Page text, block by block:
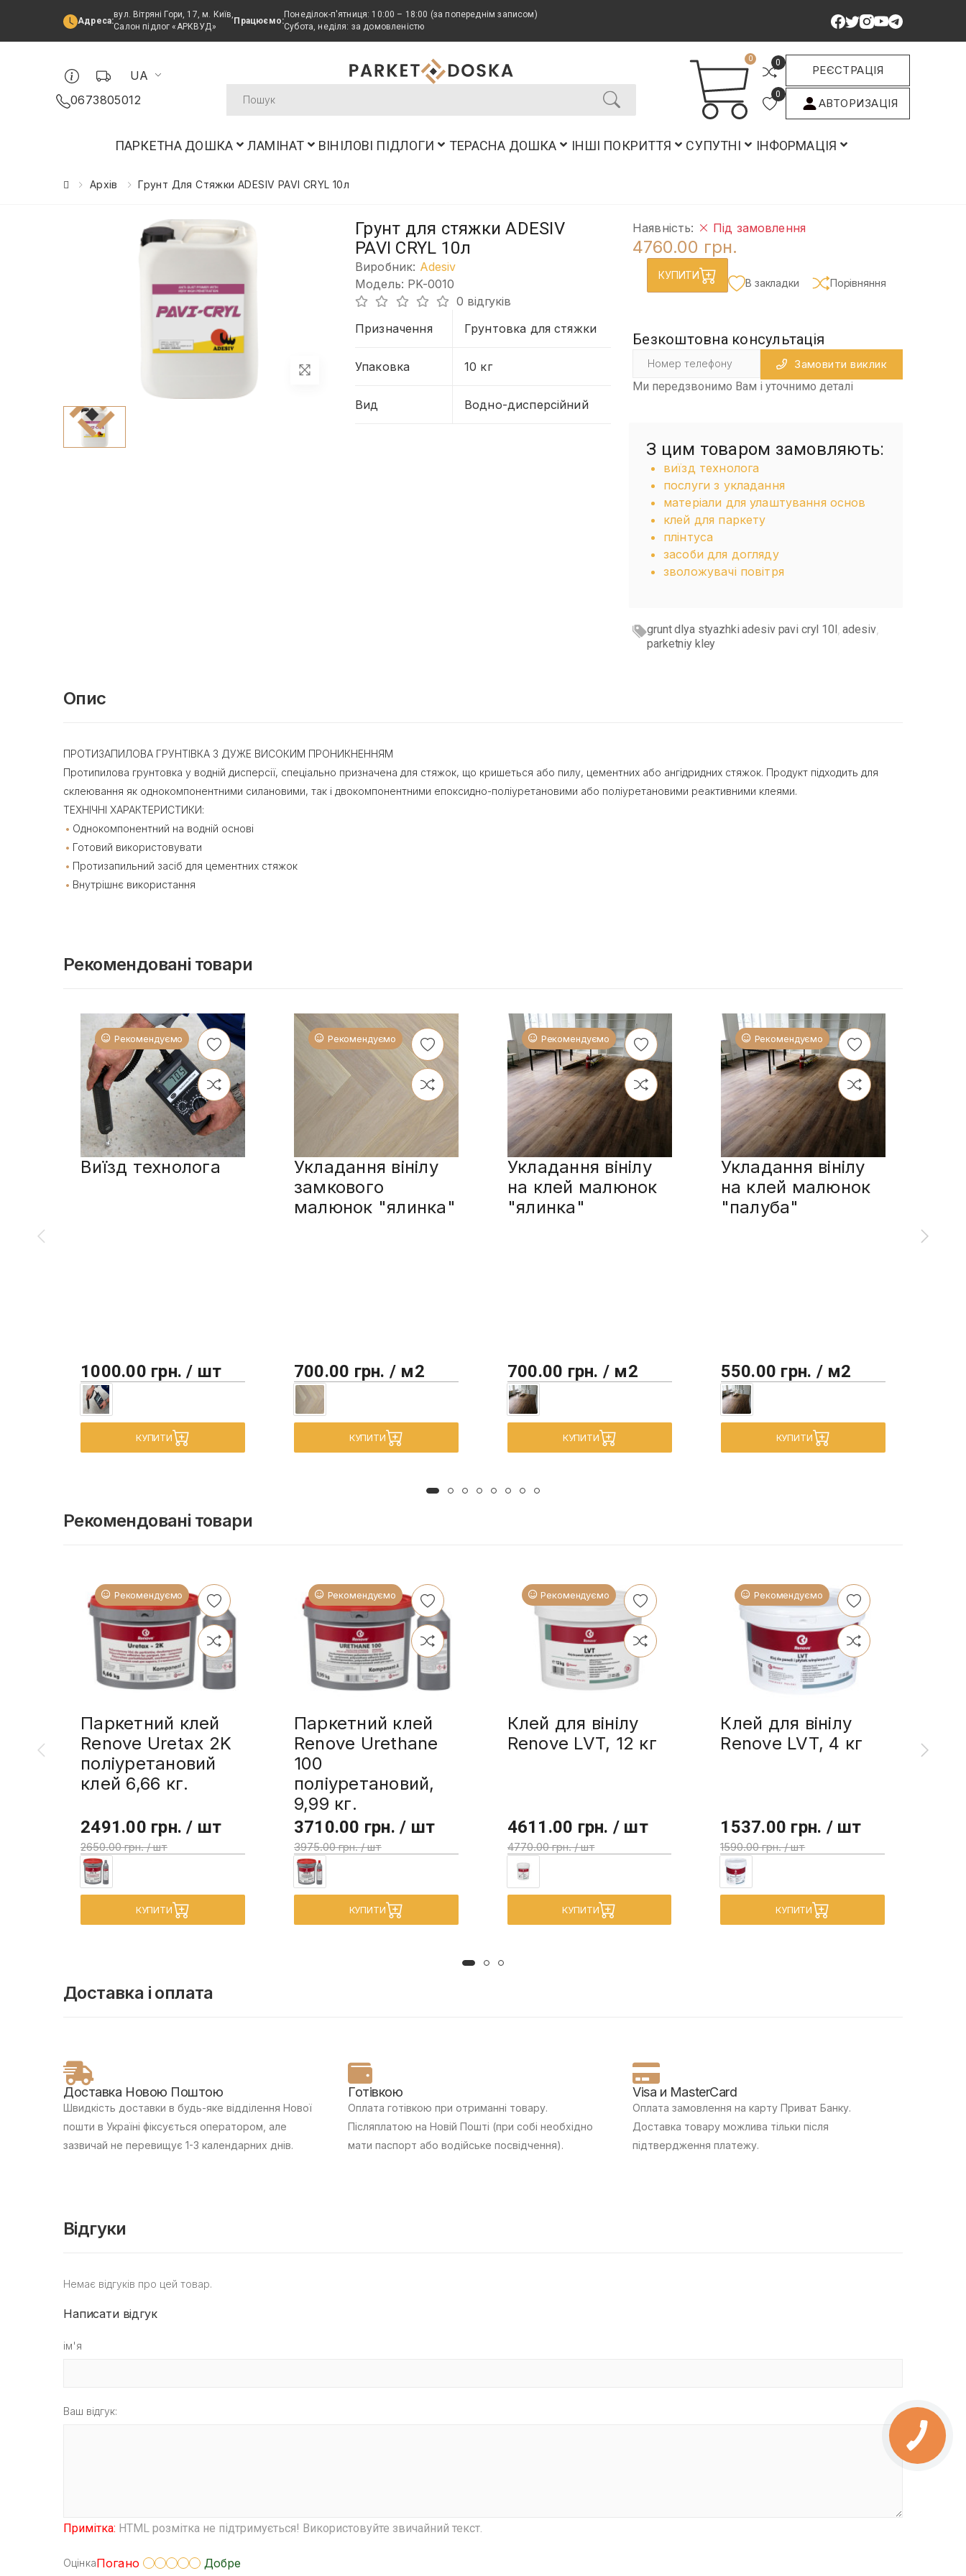
Адреса:
вул. Вітряні Гори, 17, м. Київ,
Салон підлог «АРКВУД»
Працюємо:
Понеділок-п'ятниця: 10:00 – 18:00 (за попереднім записом)
Субота, неділя: за домовленістю
UA
0673805012
0 0
0
РЕЄСТРАЦІЯ
АВТОРИЗАЦІЯ
ПАРКЕТНА ДОШКА ЛАМІНАТ ВІНІЛОВІ ПІДЛОГИ ТЕРАСНА ДОШКА ІНШІ ПОКРИТТЯ СУПУТНІ ІНФОРМАЦІЯ
Архів Грунт Для Стяжки ADESIV PAVI CRYL 10л
Грунт для стяжки ADESIV
PAVI CRYL 10л
Виробник: Adesiv
Модель: PK-0010
0 відгуків
Призначення
Грунтовка для стяжки
Упаковка 10 кг
Вид Водно-дисперсійний
Наявність: Під замовлення
4760.00 грн.
КУПИТИ
В закладки Порівняння
Безкоштовна консультація
Замовити виклик
Ми передзвонимо Вам і уточнимо деталі
З цим товаром замовляють:
виїзд технолога
послуги з укладання
матеріали для улаштування основ
клей для паркету
плінтуса
засоби для догляду
зволожувачі повітря
grunt dlya styazhki adesiv pavi cryl 10l ,adesiv,
parketniy kley
Опис
ПРОТИЗАПИЛОВА ГРУНТІВКА З ДУЖЕ ВИСОКИМ ПРОНИКНЕННЯМ
Протипилова грунтовка у водній дисперсії, спеціально призначена для стяжок, що кришеться або пилу, цементних або ангідридних стяжок. Продукт підходить для
склеювання як однокомпонентними силановими, так і двокомпонентними епоксидно-поліуретановими або поліуретановими реактивними клеями.
ТЕХНІЧНІ ХАРАКТЕРИСТИКИ:
Однокомпонентний на водній основі
Готовий використовувати
Протизапильний засіб для цементних стяжок
Внутрішнє використання
Рекомендовані товари
Рекомендуємо
Виїзд технолога
1000.00 грн. / шт
КУПИТИ
Рекомендуємо
Укладання вінілу
замкового
малюнок "ялинка"
700.00 грн. / м2
КУПИТИ
Рекомендуємо
Укладання вінілу
на клей малюнок
"ялинка"
700.00 грн. / м2
КУПИТИ
Рекомендуємо
Укладання вінілу
на клей малюнок
"палуба"
550.00 грн. / м2
КУПИТИ
Рекомендовані товари
Рекомендуємо
Паркетний клей
Renove Uretax 2K
поліуретановий
клей 6,66 кг.
2491.00 грн. / шт
2650.00 грн. / шт
КУПИТИ
Рекомендуємо
Паркетний клей
Renove Urethane
100
поліуретановий,
9,99 кг.
3710.00 грн. / шт
3975.00 грн. / шт
КУПИТИ
Рекомендуємо
Клей для вінілу
Renove LVT, 12 кг
4611.00 грн. / шт
4770.00 грн. / шт
КУПИТИ
Рекомендуємо
Клей для вінілу
Renove LVT, 4 кг
1537.00 грн. / шт
1590.00 грн. / шт
КУПИТИ
Доставка і оплата
Доставка Новою Поштою
Швидкість доставки в будь-яке відділення Нової
пошти в Україні фіксується оператором, але
зазвичай не перевищує 1-3 календарних днів.
Готівкою
Оплата готівкою при отриманні товару.
Післяплатою на Новій Пошті (при собі необхідно
мати паспорт або водійське посвідчення).
Visa и MasterCard
Оплата замовлення на карту Приват Банку.
Доставка товару можлива тільки після
підтвердження платежу.
Відгуки
Немає відгуків про цей товар.
Написати відгук
ім'я
Ваш відгук:
Примітка: HTML розмітка не підтримується! Використовуйте звичайний текст.
ОцінкаПогано Добре